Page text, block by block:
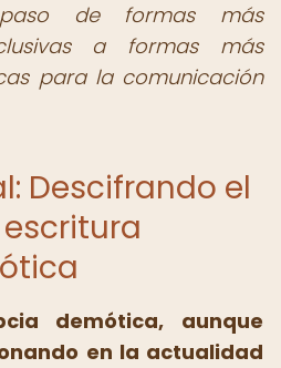
de formas más
a formas más
para la comunicación
Descifrando el
demótica, aunque
en la actualidad